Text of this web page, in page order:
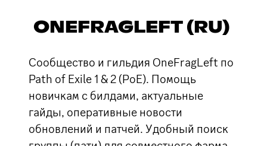
ONEFRAGLEFT (RU)
Сообщество и гильдия OneFragLeft по
Path of Exile 1 & 2 (PoE). Помощь
новичкам с билдами, актуальные
гайды, оперативные новости
обновлений и патчей. Удобный поиск